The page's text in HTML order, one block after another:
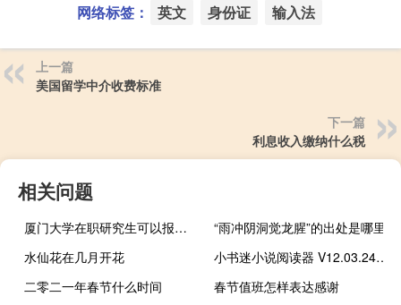
网络标签： 英文 身份证 输入法
上一篇
美国留学中介收费标准
下一篇
利息收入缴纳什么税
相关问题
厦门大学在职研究生可以报考哪些专业
“雨冲阴洞觉龙腥”的出处是哪里
水仙花在几月开花
小书迷小说阅读器 V12.03.24.1 绿色免费版（小书迷小说阅读器 V12.03.24.1 绿色免费版功能简介）
二零二一年春节什么时间
春节值班怎样表达感谢